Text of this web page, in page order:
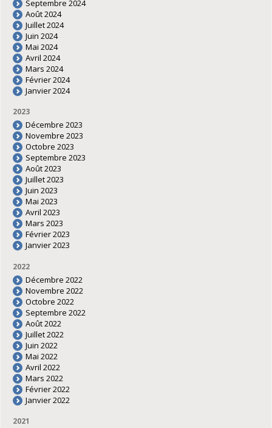
Septembre 2024
Août 2024
Juillet 2024
Juin 2024
Mai 2024
Avril 2024
Mars 2024
Février 2024
Janvier 2024
2023
Décembre 2023
Novembre 2023
Octobre 2023
Septembre 2023
Août 2023
Juillet 2023
Juin 2023
Mai 2023
Avril 2023
Mars 2023
Février 2023
Janvier 2023
2022
Décembre 2022
Novembre 2022
Octobre 2022
Septembre 2022
Août 2022
Juillet 2022
Juin 2022
Mai 2022
Avril 2022
Mars 2022
Février 2022
Janvier 2022
2021